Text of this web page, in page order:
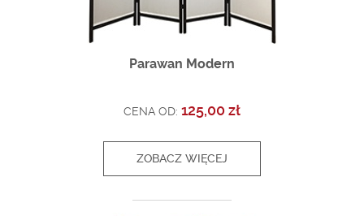
Parawan Modern
CENA OD: 125,00 zł
ZOBACZ WIĘCEJ